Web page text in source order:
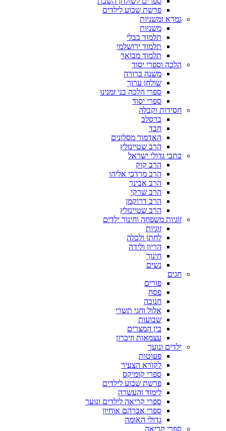
פרשת שבוע לילדים
גמרא ומשניות
משניות
תלמוד בבלי
תלמוד ירושלמי
תלמוד מבואר
הלכה וספרי יסוד
משנה ברורה
שולחן ערוך
ספרי הלכה בני זמנינו
ספרי יסוד
חסידות וקבלה
ברסלב
חבד
האדמור מסלונים
הרב שטיינזלץ
כתבי גדולי ישראל
הרב קוק
הרב מרדכי אליהו
הרב אבינר
הרב שרקי
הרב דרוקמן
הרב שטיינזלץ
זוגיות משפחה וחינוך ילדים
זוגיות
לחתן ולכלה
הריון ולידה
חינוך
נשים
חגים
פורים
פסח
חנוכה
אלול וחגי תשרי
שבועות
בין המצרים
עצמאות וזיכרון
ילדים ונוער
פעוטות
לקורא הצעיר
ספרי קומיקס
פרשת שבוע לילדים
לימוד והעשרה
ספרי קריאה לילדים ונוער
ספרי אברהם אוחיון
גדולי האומה
ספרי קריאה